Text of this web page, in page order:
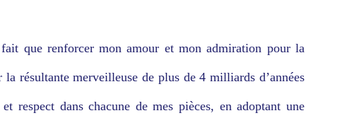
que renforcer mon amour et mon admiration pour la
résultante merveilleuse de plus de 4 milliards d’années
respect dans chacune de mes pièces, en adoptant une